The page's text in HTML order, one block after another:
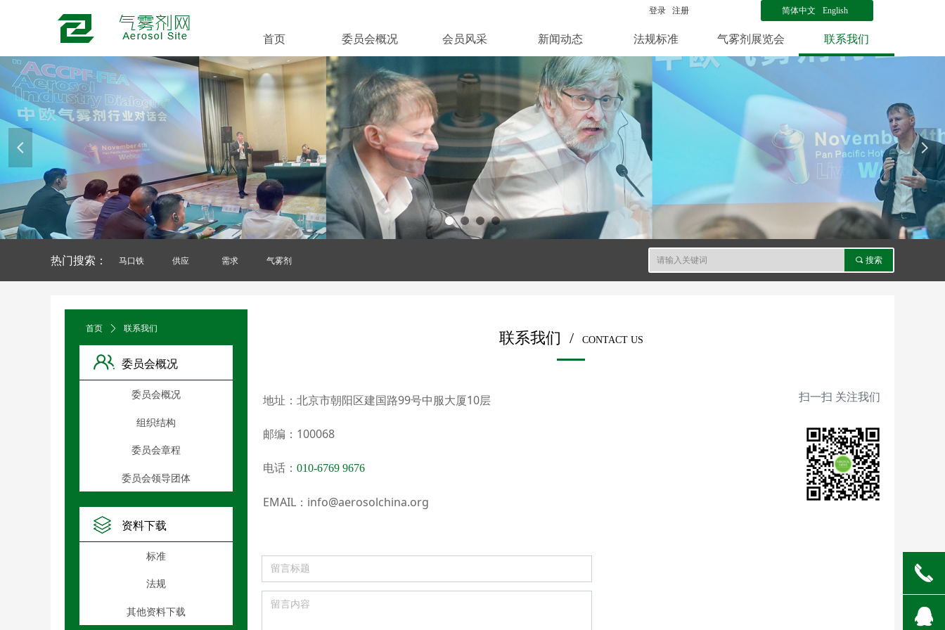
넳 넲
首页 委员会概况 会员风采 新闻动态 法规标准 气雾剂展览会 联系我们
简体中文 English
登录 注册
热门搜索： 끠 搜索
马口铁 供应 需求 气雾剂
标准
法规
其他资料下载
资料下载
委员会概况
组织结构
委员会章程
委员会领导团体
委员会概况
首页 ꄲ 联系我们
联系我们 / CONTACT US
地址： 北京市朝阳区建国路99号中服大厦10层
邮编：100068
电话： 010-6769 9676
EMAIL：info@aerosolchina.org
扫一扫 关注我们
끅
뀩